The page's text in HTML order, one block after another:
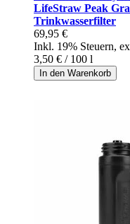
LifeStraw Peak
Trinkwasserfilter
69,95 €
Inkl. 19% Steuern,
3,50 € / 100 l
In den Warenkorb